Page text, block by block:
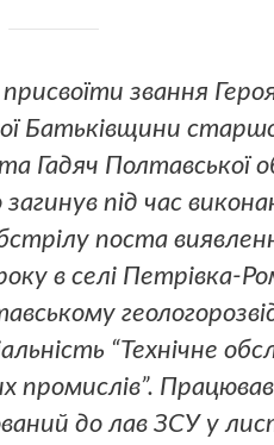
звання
Батьківщини
Гадяч Полтавської
під час
поста
в селі Петрівка-
“Технічне
Працював
до лав ЗСУ у